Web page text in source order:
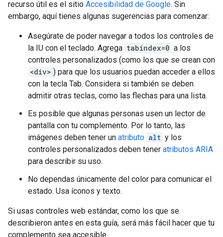
recurso útil es el sitio Accesibilidad de Google. Sin
embargo, aquí tienes algunas sugerencias para comenzar:
Asegúrate de poder navegar a todos los controles de
la IU con el teclado. Agrega tabindex=0 a los
controles personalizados (como los que se crean con
<div> ) para que los usuarios puedan acceder a ellos
con la tecla Tab. Considera si también se deben
admitir otras teclas, como las flechas para una lista.
Es posible que algunas personas usen un lector de
pantalla con tu complemento. Por lo tanto, las
imágenes deben tener un atributo alt y los
controles personalizados deben tener atributos ARIA
para describir su uso.
No dependas únicamente del color para comunicar el
estado. Usa íconos y texto.
Si usas controles web estándar, como los que se
describieron antes en esta guía, será más fácil hacer que tu
complemento sea accesible.